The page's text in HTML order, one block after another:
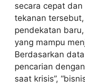
secara cepat
tekanan
pendekatan
yang mampu
Berdasarkan
pencarian
saat krisis”,